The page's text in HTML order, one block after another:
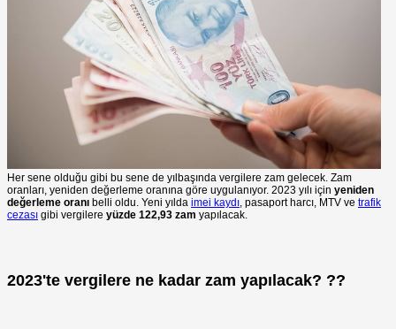
Her sene olduğu gibi bu sene de yılbaşında vergilere zam gelecek. Zam
oranları, yeniden değerleme oranına göre uygulanıyor. 2023 yılı için yeniden
değerleme oranı belli oldu. Yeni yılda imei kaydı , pasaport harcı, MTV ve trafik
cezası gibi vergilere yüzde 122,93 zam yapılacak.
2023'te vergilere ne kadar zam yapılacak? ??